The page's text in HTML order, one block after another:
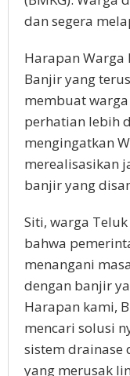
dan segera
Harapan Warga
Banjir yang
membuat
perhatian lebih
mengingatkan
merealisasikan
banjir yang
Siti, warga
bahwa
menangani
dengan banjir
Harapan kami,
mencari solusi
sistem drainase
yang merusak